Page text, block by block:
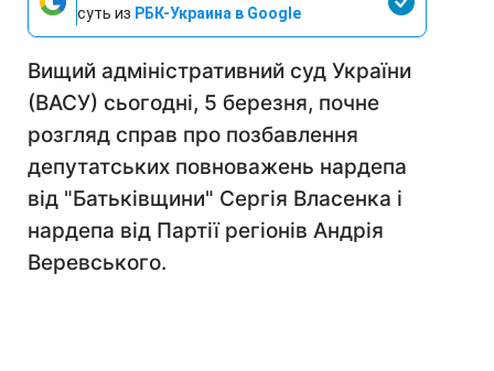
суть из РБК-Украина в Google
Вищий адміністративний суд України
(ВАСУ) сьогодні, 5 березня, почне
розгляд справ про позбавлення
депутатських повноважень нардепа
від "Батьківщини" Сергія Власенка і
нардепа від Партії регіонів Андрія
Веревського.